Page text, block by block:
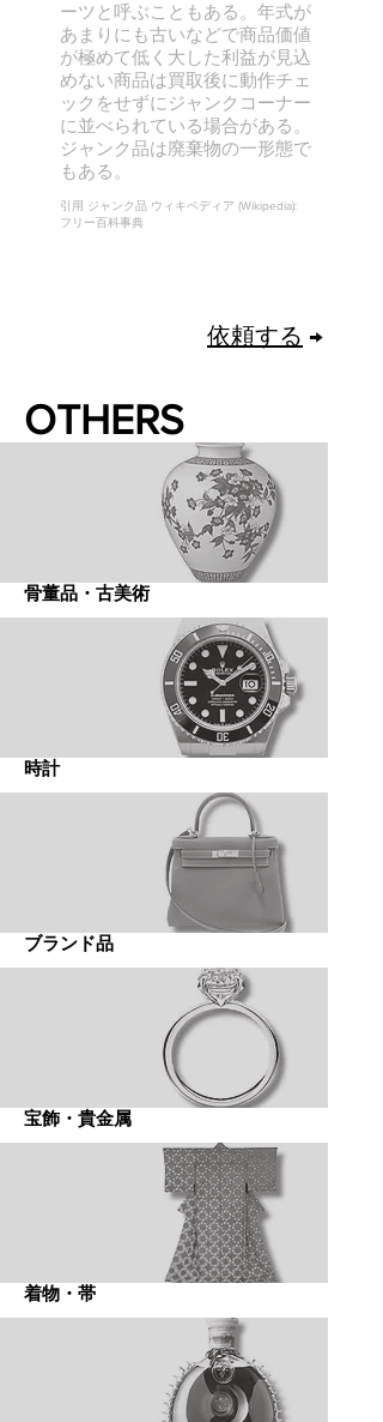
ーツと呼ぶこともある。年式が
あまりにも古いなどで商品価値
が極めて低く大した利益が見込
めない商品は買取後に動作チェ
ックをせずにジャンクコーナー
に並べられている場合がある。
ジャンク品は廃棄物の一形態で
もある。
引用 ジャンク品 ウィキペディア (Wikipedia):
フリー百科事典
依頼する →
OTHERS
骨董品・古美術
時計
​ブランド品
​宝飾・貴金属
​着物・帯